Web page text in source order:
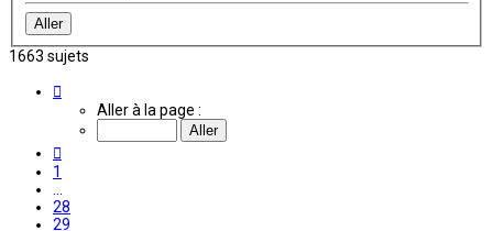
1663 sujets
Aller à la page :
1
28
29